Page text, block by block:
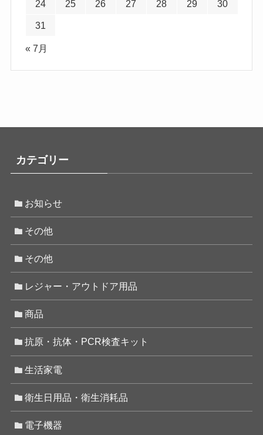
24 25 26 27 28 29 30
31
« 7月
カテゴリー
お知らせ
その他
その他
レジャー・アウトドア用品
商品
抗原・抗体・PCR検査キット
生活家電
衛生日用品・衛生消耗品
電子機器